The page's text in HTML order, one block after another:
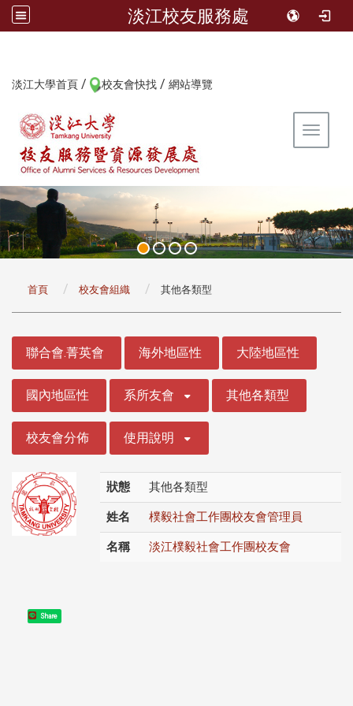
淡江校友服務處
淡江大學首頁 / 校友會快找 / 網站導覽
Toggle
首頁 校友會組織 其他各類型
聯合會.菁英會 海外地區性 大陸地區性
國內地區性 系所友會 其他各類型
校友會分佈 使用說明
狀態 其他各類型
姓名 樸毅社會工作團校友會管理員
名稱 淡江樸毅社會工作團校友會
Share